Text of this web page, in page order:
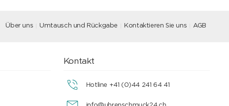
Über uns Umtausch und Rückgabe Kontaktieren Sie uns AGB
Kontakt
Hotline +41 (0)44 241 64 41